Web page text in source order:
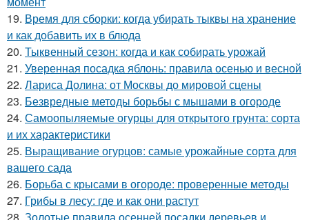
19. Время для сборки: когда убирать тыквы на хранение
и как добавить их в блюда
20. Тыквенный сезон: когда и как собирать урожай
21. Уверенная посадка яблонь: правила осенью и весной
22. Лариса Долина: от Москвы до мировой сцены
23. Безвредные методы борьбы с мышами в огороде
24. Самоопыляемые огурцы для открытого грунта: сорта
и их характеристики
25. Выращивание огурцов: самые урожайные сорта для
вашего сада
26. Борьба с крысами в огороде: проверенные методы
27. Грибы в лесу: где и как они растут